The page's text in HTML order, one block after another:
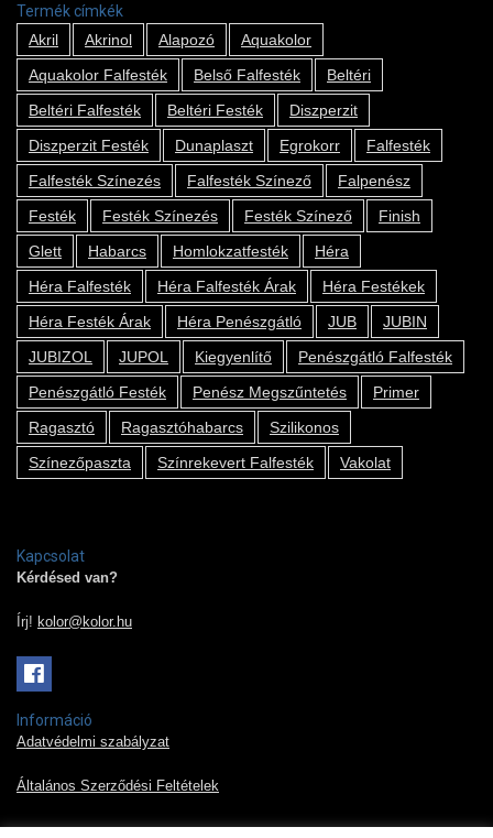
Termék címkék
Akril
Akrinol Alapozó
Aquakolor
Aquakolor Falfesték
Belső Falfesték
Beltéri
Beltéri Falfesték
Beltéri Festék
Diszperzit
Diszperzit Festék
Dunaplaszt Egrokorr
Falfesték
Falfesték Színezés
Falfesték Színező
Falpenész
Festék
Festék Színezés Festék Színező
Finish
Glett
Habarcs Homlokzatfesték
Héra
Héra Falfesték
Héra Falfesték Árak
Héra Festékek
Héra Festék Árak
Héra Penészgátló JUB
JUBIN
JUBIZOL
JUPOL Kiegyenlítő
Penészgátló Falfesték
Penészgátló Festék
Penész Megszűntetés
Primer
Ragasztó
Ragasztóhabarcs
Szilikonos
Színezőpaszta
Színrekevert Falfesték Vakolat
Kapcsolat
Kérdésed van?
Írj! kolor@kolor.hu
Információ
Adatvédelmi szabályzat
Általános Szerződési Feltételek